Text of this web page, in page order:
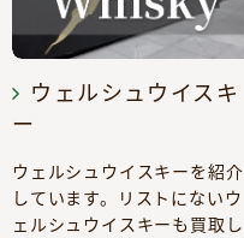
ウェルシュウイスキ
ー
ウェルシュウイスキーを紹介
しています。リストにないウ
ェルシュウイスキーも買取し